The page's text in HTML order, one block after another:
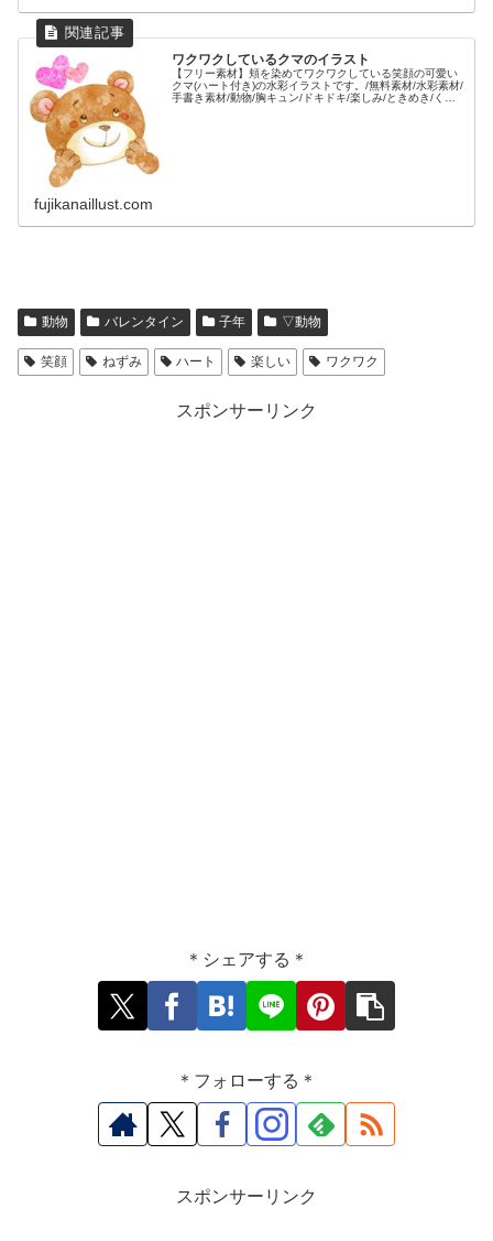
ワクワクしているクマのイラスト
【フリー素材】頬を染めてワクワクしている笑顔の可愛い
クマ(ハート付き)の水彩イラストです。/無料素材/水彩素材/
手書き素材/動物/胸キュン/ドキドキ/楽しみ/ときめき/くま/
fujikanaillust.com
動物 バレンタイン 子年 ▽動物
笑顔 ねずみ ハート 楽しい ワクワク
スポンサーリンク
＊シェアする＊
＊フォローする＊
スポンサーリンク